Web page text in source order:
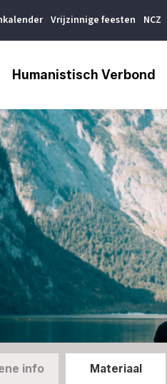
Vrijzinnige feesten NCZ
Humanistisch Verbond
info Materiaal